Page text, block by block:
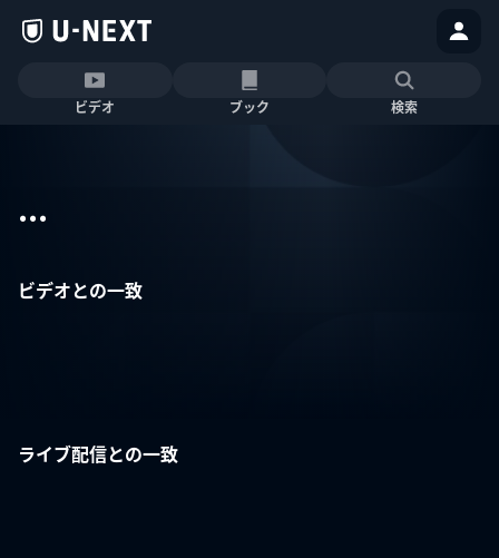
ビデオ ブック 検索
...
ビデオとの一致
ライブ配信との一致